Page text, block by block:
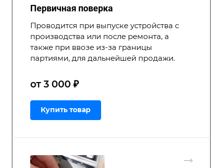
Первичная поверка
Проводится при выпуске устройства с
производства или после ремонта, а
также при ввозе из-за границы
партиями, для дальнейшей продажи.
от 3 000 ₽
Купить товар